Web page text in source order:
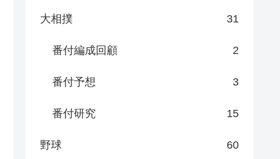
大相撲 31
番付編成回顧 2
番付予想 3
番付研究 15
野球 60